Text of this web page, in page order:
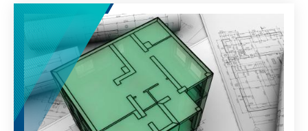
konzentriert, die Troika zu einer mehrjährigen
Planungsinstanz weiterentwickelt, die OECD
als Quasi-Sekretariat institutionell stärkt und
ihre Arbeitsweise stärker auf umsetzbare
Ergebnisse ausrichtet.